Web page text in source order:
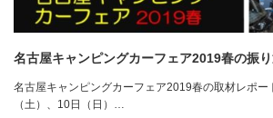
名古屋キャンピングカーフェア2019春の振
名古屋キャンピングカーフェア2019春の取材レポー
（土）、10日（日）…